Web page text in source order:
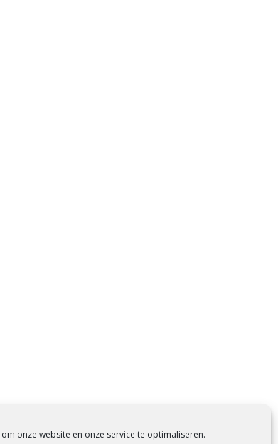
onze website en onze service te optimaliseren.